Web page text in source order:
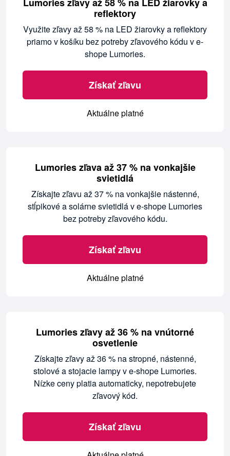
reflektory
Využite zľavy až 58 % na LED žiarovky a reflektory
priamo v košíku bez potreby zľavového kódu v e-
shope Lumories.
Získať zľavu
Aktuálne platné
Lumories zľava až 37 % na vonkajšie
svietidlá
Získajte zľavu až 37 % na vonkajšie nástenné,
stĺpikové a solárne svietidlá v e-shope Lumories
bez potreby zľavového kódu.
Získať zľavu
Aktuálne platné
Lumories zľavy až 36 % na vnútorné
osvetlenie
Získajte zľavy až 36 % na stropné, nástenné,
stolové a stojacie lampy v e-shope Lumories.
Nízke ceny platia automaticky, nepotrebujete
zľavový kód.
Získať zľavu